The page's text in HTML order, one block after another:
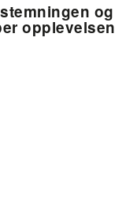
og
opplevelsen